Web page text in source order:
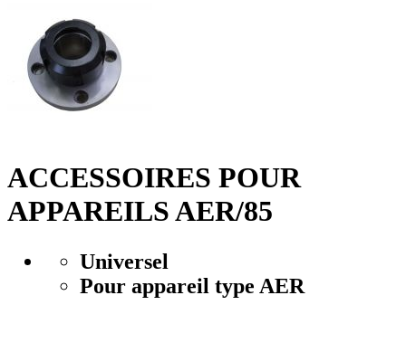
ACCESSOIRES POUR
APPAREILS AER/85
Universel
Pour appareil type AER